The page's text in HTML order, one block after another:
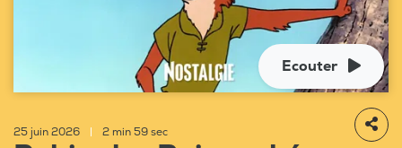
Ecouter
25 juin 2026 2 min 59 sec